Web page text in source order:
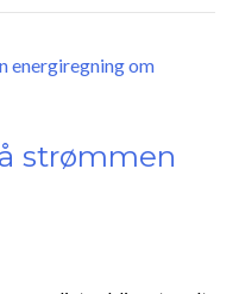
strømmen